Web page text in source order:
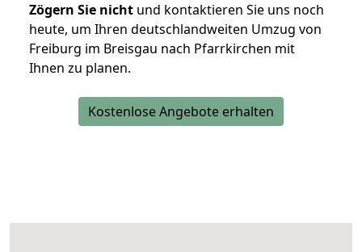
Zögern Sie nicht und kontaktieren Sie uns noch
heute, um Ihren deutschlandweiten Umzug von
Freiburg im Breisgau nach Pfarrkirchen mit
Ihnen zu planen.
Kostenlose Angebote erhalten